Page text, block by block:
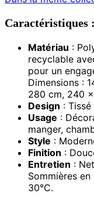
Caractéristiques :
Matériau :
recyclable
pour un
Dimensions :
280 cm, 240
Design :
Usage :
manger,
Style :
Finition :
Entretien :
Sommières
30°C.